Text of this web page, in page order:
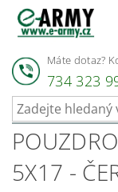
Máte dotaz?
734 323
5X17 -